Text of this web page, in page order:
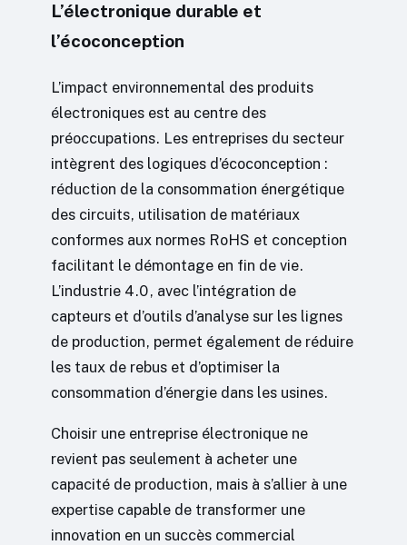
L’électronique durable et
l’écoconception
L’impact environnemental des produits
électroniques est au centre des
préoccupations. Les entreprises du secteur
intègrent des logiques d’écoconception :
réduction de la consommation énergétique
des circuits, utilisation de matériaux
conformes aux normes RoHS et conception
facilitant le démontage en fin de vie.
L’industrie 4.0, avec l’intégration de
capteurs et d’outils d’analyse sur les lignes
de production, permet également de réduire
les taux de rebus et d’optimiser la
consommation d’énergie dans les usines.
Choisir une entreprise électronique ne
revient pas seulement à acheter une
capacité de production, mais à s’allier à une
expertise capable de transformer une
innovation en un succès commercial